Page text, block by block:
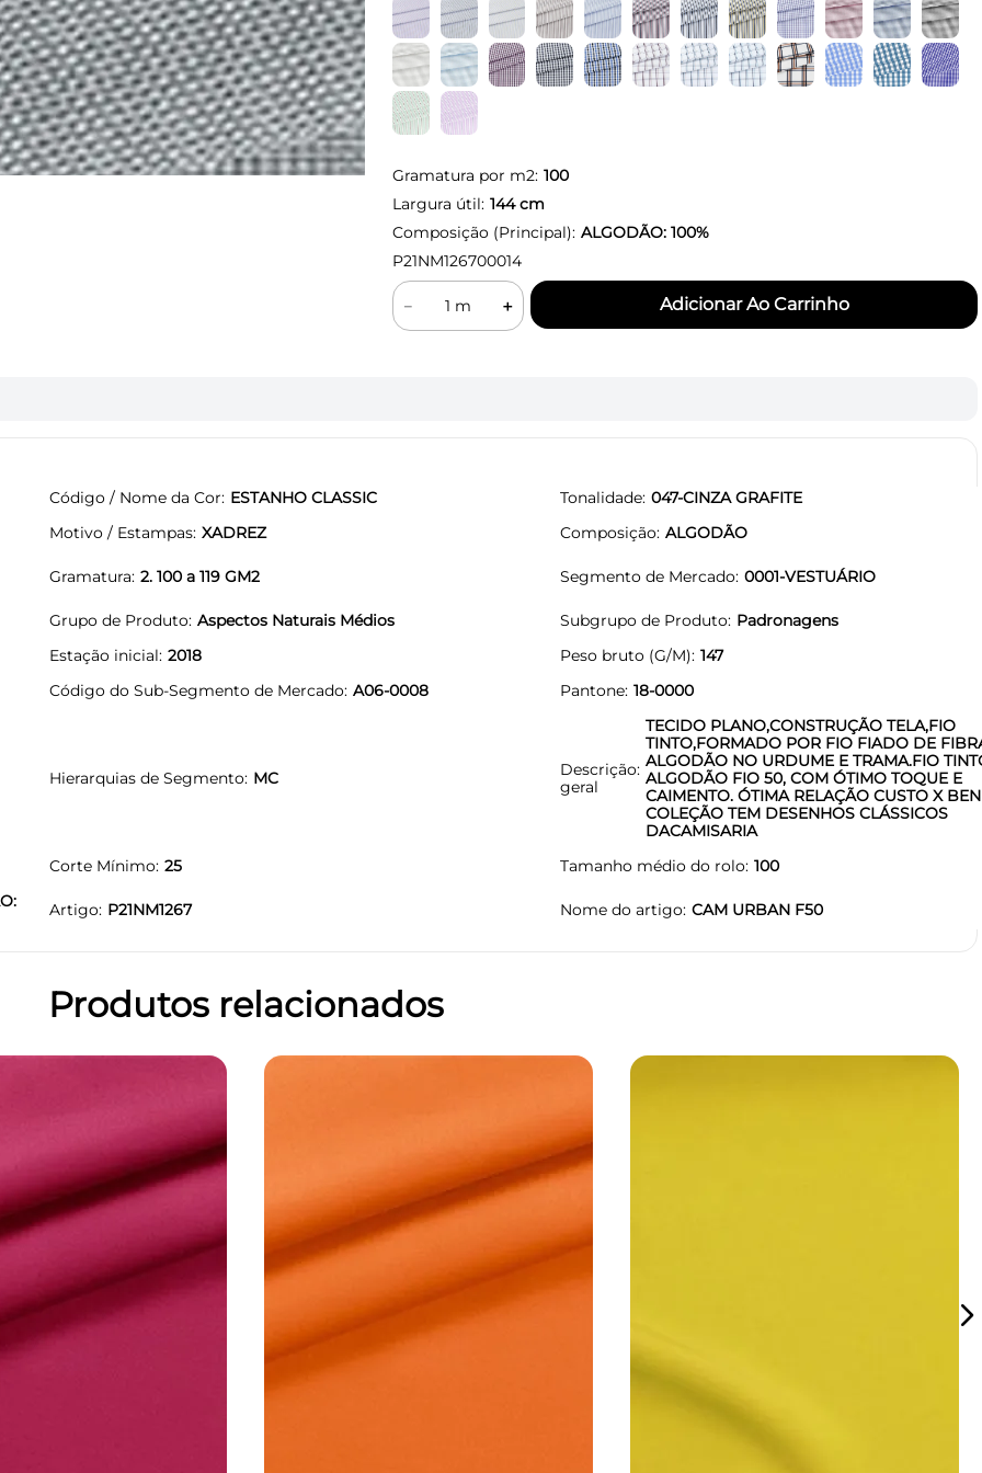
Gramatura por m2: 100
Largura útil: 144cm
Composição (Principal): ALGODÃO: 100%
P21NM126700014
＋
－
Código / Nome da Cor ESTANHO CLASSIC Tonalidade 047-CINZA GRAFITE
Motivo / Estampas XADREZ Composição ALGODÃO
Gramatura 2. 100 a 119 GM2 Segmento de Mercado 0001-VESTUÁRIO
Grupo de Produto Aspectos Naturais Médios Subgrupo de Produto Padronagens
Estação inicial 2018 Peso bruto (G/M) 147
Código do Sub-Segmento de Mercado A06-0008 Pantone 18-0000
Hierarquias de Segmento MC
Descrição
geral
TECIDO PLANO,CONSTRUÇÃO TELA,FIO
TINTO,FORMADO POR FIO FIADO DE
ALGODÃO NO URDUME E TRAMA.FIO
ALGODÃO FIO 50, COM ÓTIMO TOQUE E
CAIMENTO. ÓTIMA RELAÇÃO CUSTO X
COLEÇÃO TEM DESENHOS CLÁSSICOS
DACAMISARIA
Corte Mínimo 25 Tamanho médio do rolo 100
Artigo P21NM1267 Nome do artigo CAM URBAN F50
Produtos relacionados